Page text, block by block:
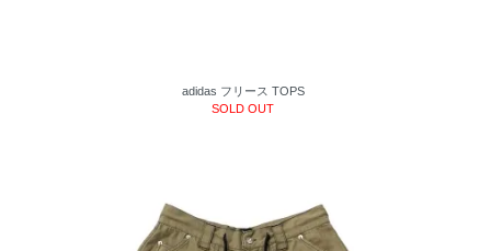
adidas フリース TOPS
SOLD OUT